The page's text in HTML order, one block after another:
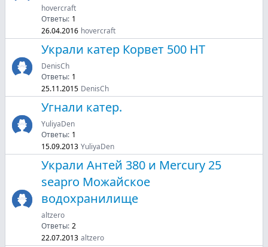
hovercraft
Ответы: 1
26.04.2016 hovercraft
Украли катер Корвет 500 HT
DenisCh
Ответы: 1
25.11.2015 DenisCh
Угнали катер.
YuliyaDen
Ответы: 1
15.09.2013 YuliyaDen
Украли Антей 380 и Mercury 25
seapro Можайское
водохранилище
altzero
Ответы: 2
22.07.2013 altzero